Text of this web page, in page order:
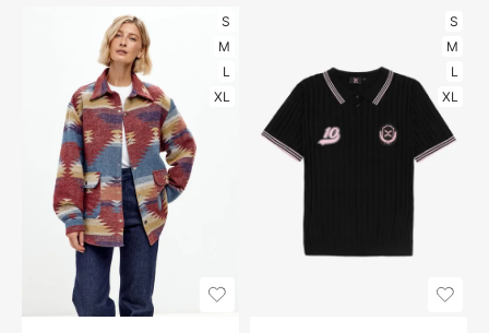
S
M
L
XL
S
M
L
XL